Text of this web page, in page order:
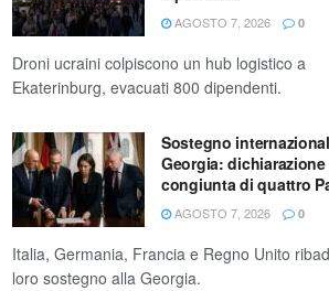
AGOSTO 7, 2026 0
Droni ucraini colpiscono un hub logistico a
Ekaterinburg, evacuati 800 dipendenti.
Sostegno
Georgia: dichiarazione
congiunta di quattro
AGOSTO 7, 2026 0
Italia, Germania, Francia e Regno Unito
loro sostegno alla Georgia.